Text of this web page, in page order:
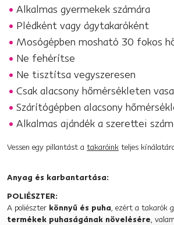
Alkalmas gyermekek számára
Plédként vagy ágytakaróként
Mosógépben mosható 30 fokos
Ne fehérítse
Ne tisztítsa vegyszeresen
Csak alacsony hőmérsékleten
Szárítógépben alacsony
Alkalmas ajándék a szerettei
Vessen egy pillantást a takaróink teljes
Anyag és karbantartása:
POLIÉSZTER:
A poliészter könnyű és puha, ezért a takarók
termékek puhaságának növelésére,